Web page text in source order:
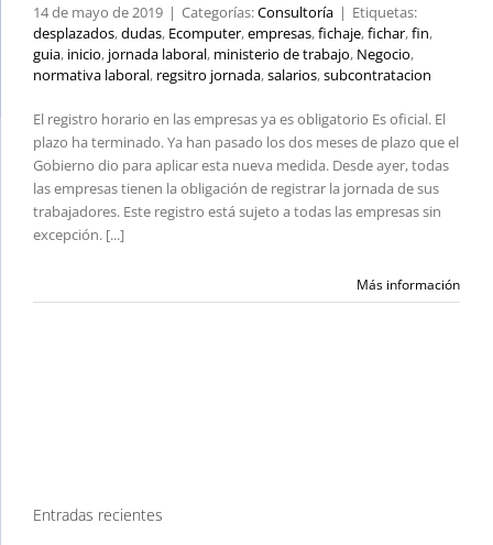
14 de mayo de 2019 | Categorías:Consultoría | Etiquetas:
desplazados,dudas, Ecomputer,empresas,fichaje,fichar,fin,
guia, inicio, jornada laboral, ministerio de trabajo, Negocio,
normativa laboral, regsitro jornada,salarios,subcontratacion
El registro horario en las empresas ya es obligatorio Es oficial. El
plazo ha terminado. Ya han pasado los dos meses de plazo que el
Gobierno dio para aplicar esta nueva medida. Desde ayer, todas
las empresas tienen la obligación de registrar la jornada de sus
trabajadores. Este registro está sujeto a todas las empresas sin
excepción. [...]
Más información
Entradas recientes